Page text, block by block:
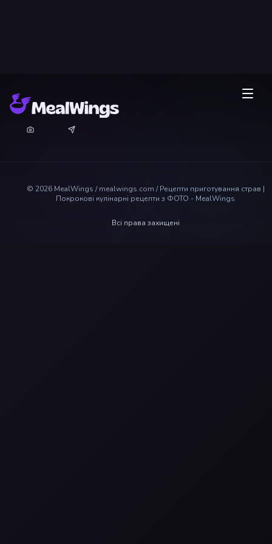
© 2026 MealWings / mealwings.com /Рецепти приготування страв |
Покрокові кулінарні рецепти з ФОТО - MealWings
Всі права захищені